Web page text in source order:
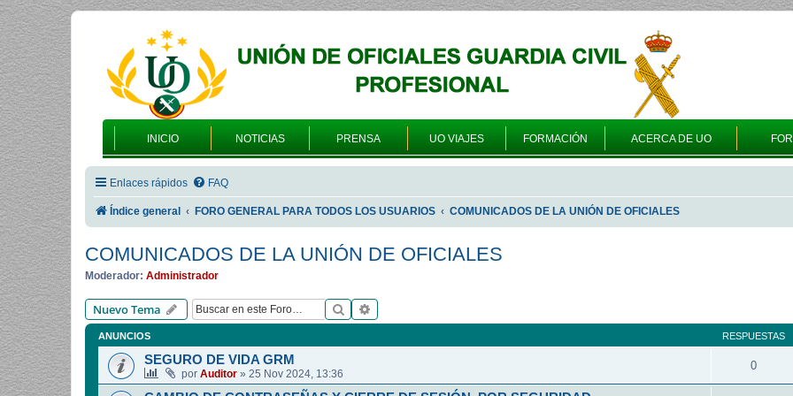
INICIO NOTICIAS PRENSA UO VIAJES FORMACIÓN ACERCA DE UO
Enlaces rápidos FAQ
Índice general FORO GENERAL PARA TODOS LOS USUARIOS COMUNICADOS DE LA UNIÓN DE OFICIALES
COMUNICADOS DE LA UNIÓN DE OFICIALES
Moderador: Administrador
Nuevo Tema Buscar
ANUNCIOS RESPUESTAS
SEGURO DE VIDA GRM
por Auditor » 25 Nov 2024, 13:36
0